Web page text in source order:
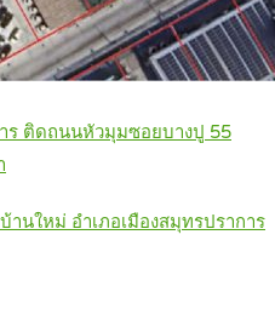
ร ติดถนนหัวมุมซอยบางปู 55
นใหม่ อำเภอเมืองสมุทรปราการ